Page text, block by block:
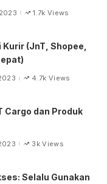
1.7k Views
(JnT, Shopee,
4.7k Views
Cargo dan Produk
3k Views
Selalu Gunakan